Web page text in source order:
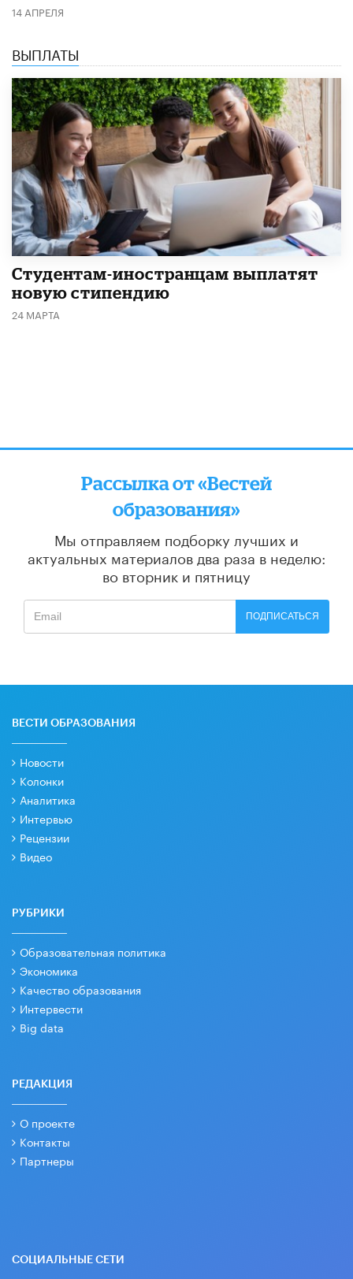
14 АПРЕЛЯ
ВЫПЛАТЫ
Студентам-иностранцам выплатят
новую стипендию
24 МАРТА
Рассылка от «Вестей
образования»
Мы отправляем подборку лучших и
актуальных материалов два раза в неделю:
во вторник и пятницу
ПОДПИСАТЬСЯ
ВЕСТИ ОБРАЗОВАНИЯ
Новости
Колонки
Аналитика
Интервью
Рецензии
Видео
РУБРИКИ
Образовательная политика
Экономика
Качество образования
Интервести
Big data
РЕДАКЦИЯ
О проекте
Контакты
Партнеры
СОЦИАЛЬНЫЕ СЕТИ